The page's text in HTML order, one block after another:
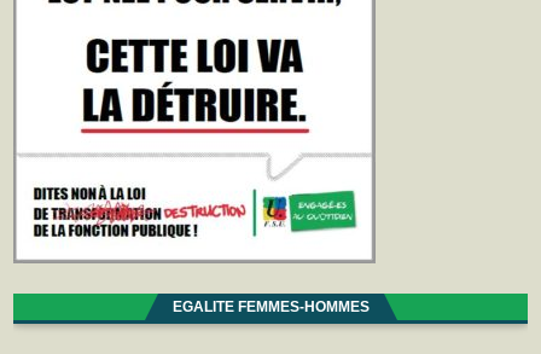
EGALITE FEMMES-HOMMES